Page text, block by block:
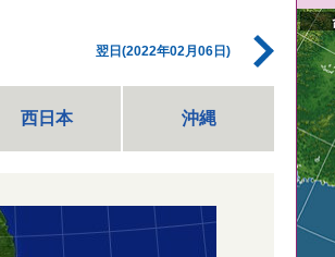
翌日(2022年02月06日)
西日本 沖縄